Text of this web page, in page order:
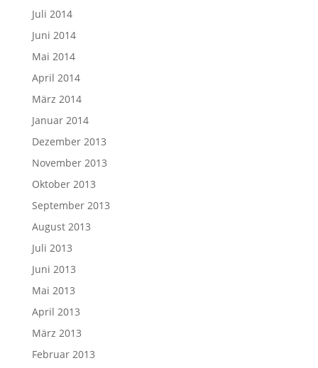
Juli 2014
Juni 2014
Mai 2014
April 2014
März 2014
Januar 2014
Dezember 2013
November 2013
Oktober 2013
September 2013
August 2013
Juli 2013
Juni 2013
Mai 2013
April 2013
März 2013
Februar 2013